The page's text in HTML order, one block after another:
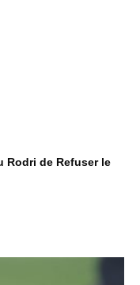
Rodri de Refuser le